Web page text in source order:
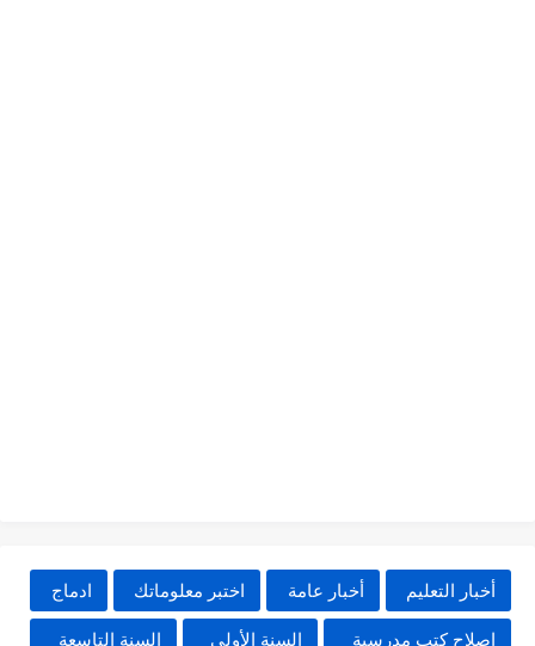
أخبار التعليم أخبار عامة اختبر معلوماتك ادماج
اصلاح كتب مدرسية السنة الأولى السنة التاسعة